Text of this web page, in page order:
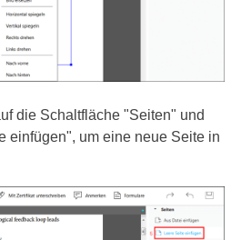
die Schaltfläche "Seiten" und
einfügen", um eine neue Seite in